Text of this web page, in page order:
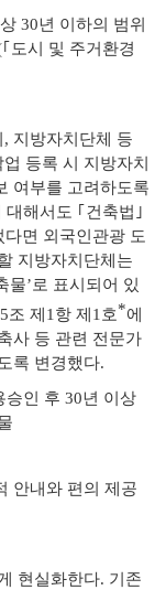
30년 이하의 범위
도시 및 주거환경
지방자치단체 등
등록 시 지방자치
여부를 고려하도록
해서도 ｢건축법｣
다면 외국인관광 도
지방자치 단체는
물’로 표시되어 있
조 제1항 제1호*에
사 등 관련 전문가
록 변경했다.
승인 후 30년 이상
안내와 편의 제공
현실화한다. 기존